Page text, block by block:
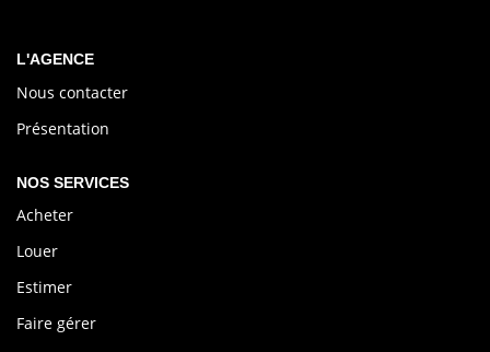
L'AGENCE
Nous contacter
Présentation
NOS SERVICES
Acheter
Louer
Estimer
Faire gérer